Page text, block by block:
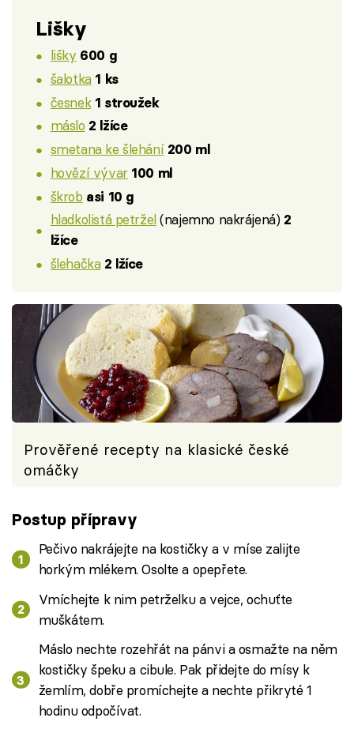
Lišky
lišky 600 g
šalotka 1 ks
česnek 1 stroužek
máslo 2 lžíce
smetana ke šlehání 200 ml
hovězí vývar 100 ml
škrob asi 10 g
hladkolistá petržel(najemno nakrájená) 2
lžíce
šlehačka 2 lžíce
Prověřené recepty na klasické české
omáčky
Postup přípravy
Pečivo nakrájejte na kostičky a v míse zalijte
horkým mlékem. Osolte a opepřete.
Vmíchejte k nim petrželku a vejce, ochuťte
muškátem.
Máslo nechte rozehřát na pánvi a osmažte na něm
kostičky špeku a cibule. Pak přidejte do mísy k
žemlím, dobře promíchejte a nechte přikryté 1
hodinu odpočívat.